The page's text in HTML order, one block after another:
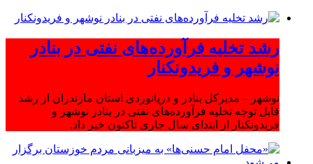
رشد تخلیه فرآورده‌های نفتی در بنادر
نوشهر و فریدونکنار
نوشهر – مدیرکل بنادر و دریانوردی استان مازندران از رشد
قابل توجه تخلیه فرآورده‌های نفتی در بنادر نوشهر و
فریدونکنار از ابتدای سال جاری تاکنون خبر داد.